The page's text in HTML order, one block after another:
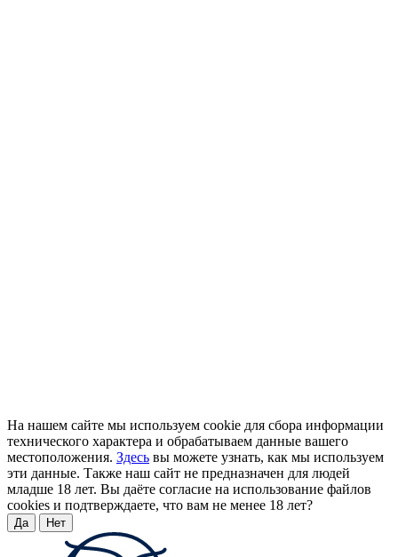
На нашем сайте мы используем cookie для сбора информации
технического характера и обрабатываем данные вашего
местоположения. Здесь вы можете узнать, как мы используем
эти данные. Также наш сайт не предназначен для людей
младше 18 лет. Вы даёте согласие на использование файлов
cookies и подтверждаете, что вам не менее 18 лет?
Да Нет